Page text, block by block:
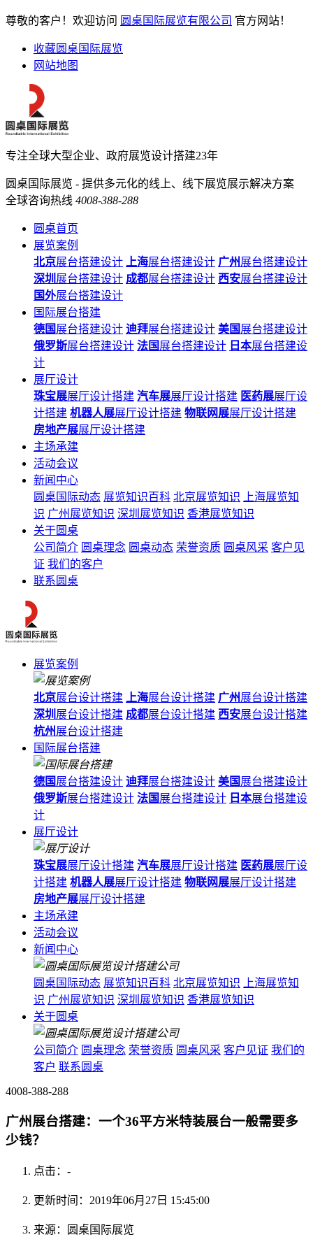
尊敬的客户！欢迎访问 圆桌国际展览有限公司 官方网站！
收藏圆桌国际展览
网站地图
专注全球大型企业、政府展览设计搭建23年
圆桌国际展览 - 提供多元化的线上、线下展览展示解决方案
全球咨询热线 4008-388-288
圆桌首页
展览案例
北京展台搭建设计 上海展台搭建设计 广州展台搭建设计
深圳 展台搭建设计 成都展台搭建设计 西安展台搭建设计
国外展台搭建设计
国际展台搭建
德国 展台搭建设计 迪拜展台搭建设计 美国 展台搭建设计
俄罗斯展台搭建设计 法国 展台搭建设计 日本展台搭建设
计
展厅设计
珠宝展展厅设计搭建 汽车展展厅设计搭建 医药展展厅设
计搭建 机器人展展厅设计搭建 物联网展展厅设计搭建
房地产展展厅设计搭建
主场承建
活动会议
新闻中心
圆桌国际动态 展览知识百科 北京展览知识
上海展览知
识 广州展览知识 深圳展览知识 香港展览知识
关于圆桌
公司简介 圆桌理念 圆桌动态 荣誉资质 圆桌风采 客户见
证 我们的客户
联系圆桌
展览案例
北京展台设计搭建 上海展台设计搭建 广州展台设计搭建
深圳 展台设计搭建 成都展台设计搭建 西安展台设计搭建
杭州展台设计搭建
国际展台搭建
德国 展台搭建设计 迪拜展台搭建设计 美国 展台搭建设计
俄罗斯展台搭建设计 法国 展台搭建设计 日本展台搭建设
计
展厅设计
珠宝展展厅设计搭建 汽车展展厅设计搭建 医药展展厅设
计搭建 机器人展展厅设计搭建 物联网展展厅设计搭建
房地产展展厅设计搭建
主场承建
活动会议
新闻中心
圆桌国际动态 展览知识百科 北京展览知识
上海展览知
识 广州展览知识 深圳展览知识 香港展览知识
关于圆桌
公司简介 圆桌理念 荣誉资质 圆桌风采 客户见证 我们的
客户 联系圆桌
4008-388-288
广州展台搭建：一个36平方米特装展台一般需要多
少钱？
点击： -
更新时间：2019年06月27日 15:45:00
来源：圆桌国际展览